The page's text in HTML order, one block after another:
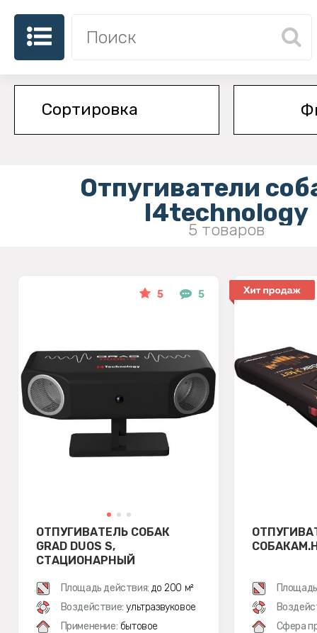
Отпугиватели
I4technology
5 товаров
5 5
ОТПУГИВАТЕЛЬ СОБАК
GRAD DUOS S,
СТАЦИОНАРНЫЙ
Площадь действия: до 200 м²
Воздействие: ультразвуковое
Применение: бытовое
Сфера